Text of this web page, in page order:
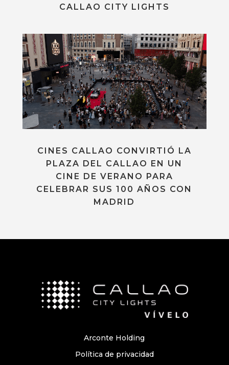
CALLAO CITY LIGHTS
CINES CALLAO CONVIRTIÓ LA
PLAZA DEL CALLAO EN UN
CINE DE VERANO PARA
CELEBRAR SUS 100 AÑOS CON
MADRID
Arconte Holding
Política de privacidad